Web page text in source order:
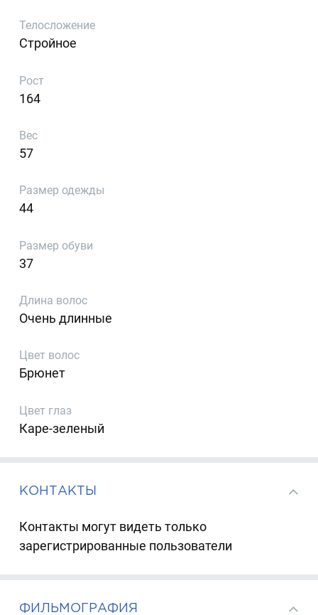
Телосложение
Стройное
Рост
164
Вес
57
Размер одежды
44
Размер обуви
37
Длина волос
Очень длинные
Цвет волос
Брюнет
Цвет глаз
Каре-зеленый
КОНТАКТЫ
Контакты могут видеть только
зарегистрированные пользователи
ФИЛЬМОГРАФИЯ